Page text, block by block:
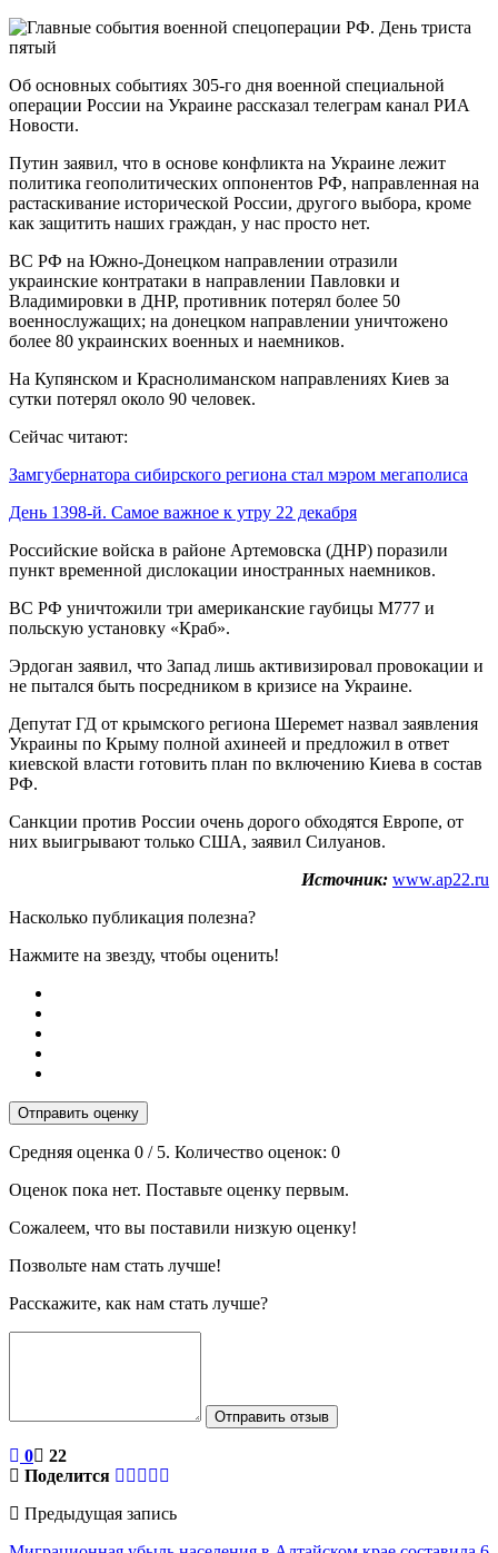
Об основных событиях 305-го дня военной специальной
операции России на Украине рассказал телеграм канал РИА
Новости.
Путин заявил, что в основе конфликта на Украине лежит
политика геополитических оппонентов РФ, направленная на
растаскивание исторической России, другого выбора, кроме
как защитить наших граждан, у нас просто нет.
ВС РФ на Южно-Донецком направлении отразили
украинские контратаки в направлении Павловки и
Владимировки в ДНР, противник потерял более 50
военнослужащих; на донецком направлении уничтожено
более 80 украинских военных и наемников.
На Купянском и Краснолиманском направлениях Киев за
сутки потерял около 90 человек.
Сейчас читают:
Замгубернатора сибирского региона стал мэром мегаполиса
День 1398-й. Самое важное к утру 22 декабря
Российские войска в районе Артемовска (ДНР) поразили
пункт временной дислокации иностранных наемников.
ВС РФ уничтожили три американские гаубицы М777 и
польскую установку «Краб».
Эрдоган заявил, что Запад лишь активизировал провокации и
не пытался быть посредником в кризисе на Украине.
Депутат ГД от крымского региона Шеремет назвал заявления
Украины по Крыму полной ахинеей и предложил в ответ
киевской власти готовить план по включению Киева в состав
РФ.
Санкции против России очень дорого обходятся Европе, от
них выигрывают только США, заявил Силуанов.
Источник: www.ap22.ru
Насколько публикация полезна?
Нажмите на звезду, чтобы оценить!
Отправить оценку
Средняя оценка 0 / 5. Количество оценок: 0
Оценок пока нет. Поставьте оценку первым.
Сожалеем, что вы поставили низкую оценку!
Позвольте нам стать лучше!
Расскажите, как нам стать лучше?
Отправить отзыв
0
22
Поделится
Предыдущая запись